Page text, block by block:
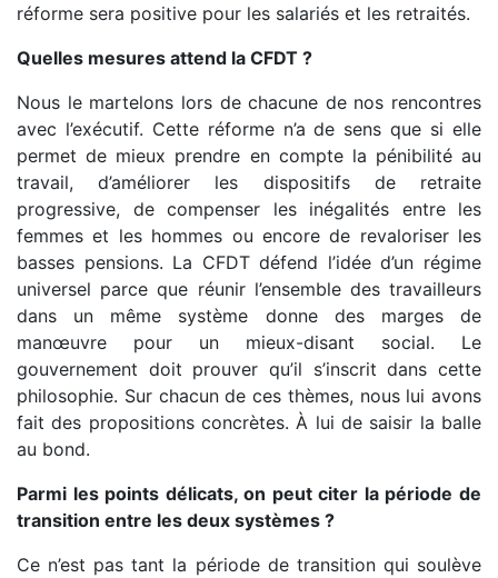
réforme sera positive pour les salariés et les retraités.
Quelles mesures attend la CFDT ?
Nous le martelons lors de chacune de nos rencontres
avec l’exécutif. Cette réforme n’a de sens que si elle
permet de mieux prendre en compte la pénibilité au
travail, d’améliorer les dispositifs de retraite
progressive, de compenser les inégalités entre les
femmes et les hommes ou encore de revaloriser les
basses pensions. La CFDT défend l’idée d’un régime
universel parce que réunir l’ensemble des travailleurs
dans un même système donne des marges de
manœuvre pour un mieux-disant social. Le
gouvernement doit prouver qu’il s’inscrit dans cette
philosophie. Sur chacun de ces thèmes, nous lui avons
fait des propositions concrètes. À lui de saisir la balle
au bond.
Parmi les points délicats, on peut citer la période de
transition entre les deux systèmes ?
Ce n’est pas tant la période de transition qui soulève